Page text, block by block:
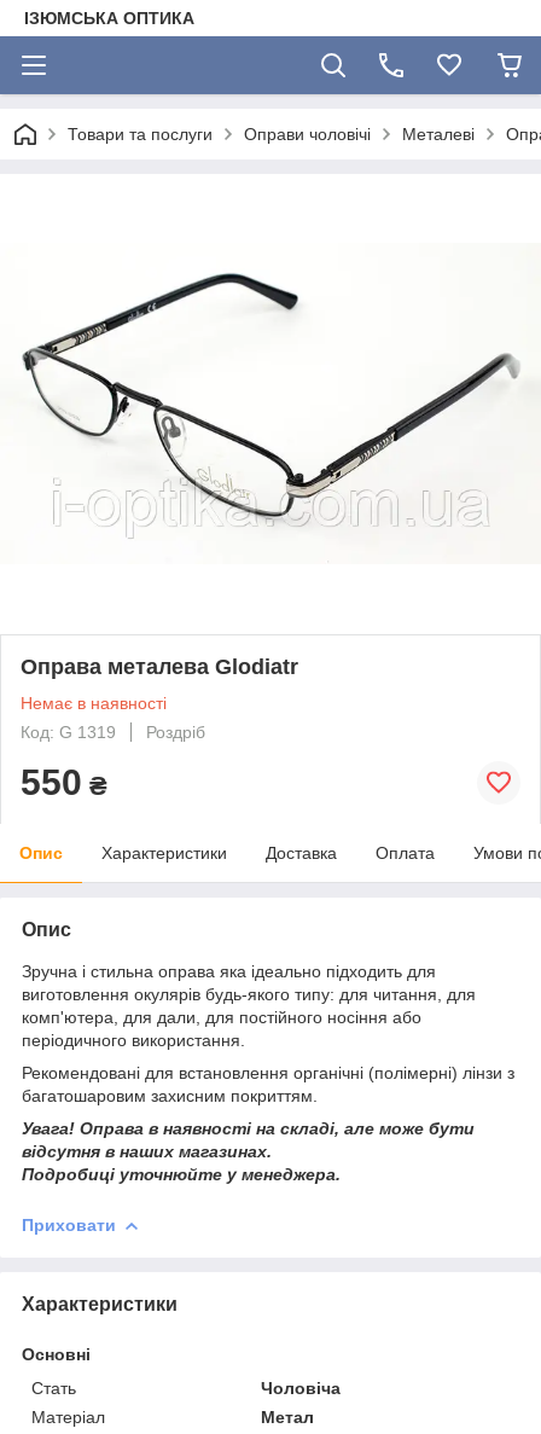
ІЗЮМСЬКА ОПТИКА
Товари та послуги Оправи чоловічі Металеві
Оправа металева Glodiatr
Немає в наявності
Код: G 1319
Роздріб
550 ₴
Опис Характеристики Доставка Оплата Умови
Опис
Зручна і стильна оправа яка ідеально підходить для
виготовлення окулярів будь-якого типу: для читання, для
комп'ютера, для дали, для постійного носіння або
періодичного використання.
Рекомендовані для встановлення органічні (полімерні) лінзи з
багатошаровим захисним покриттям.
Увага! Оправа в наявності на складі, але може бути
відсутня в наших магазинах.
Подробиці уточнюйте у менеджера.
Приховати
Характеристики
Основні
Стать
Чоловіча
Матеріал
Метал